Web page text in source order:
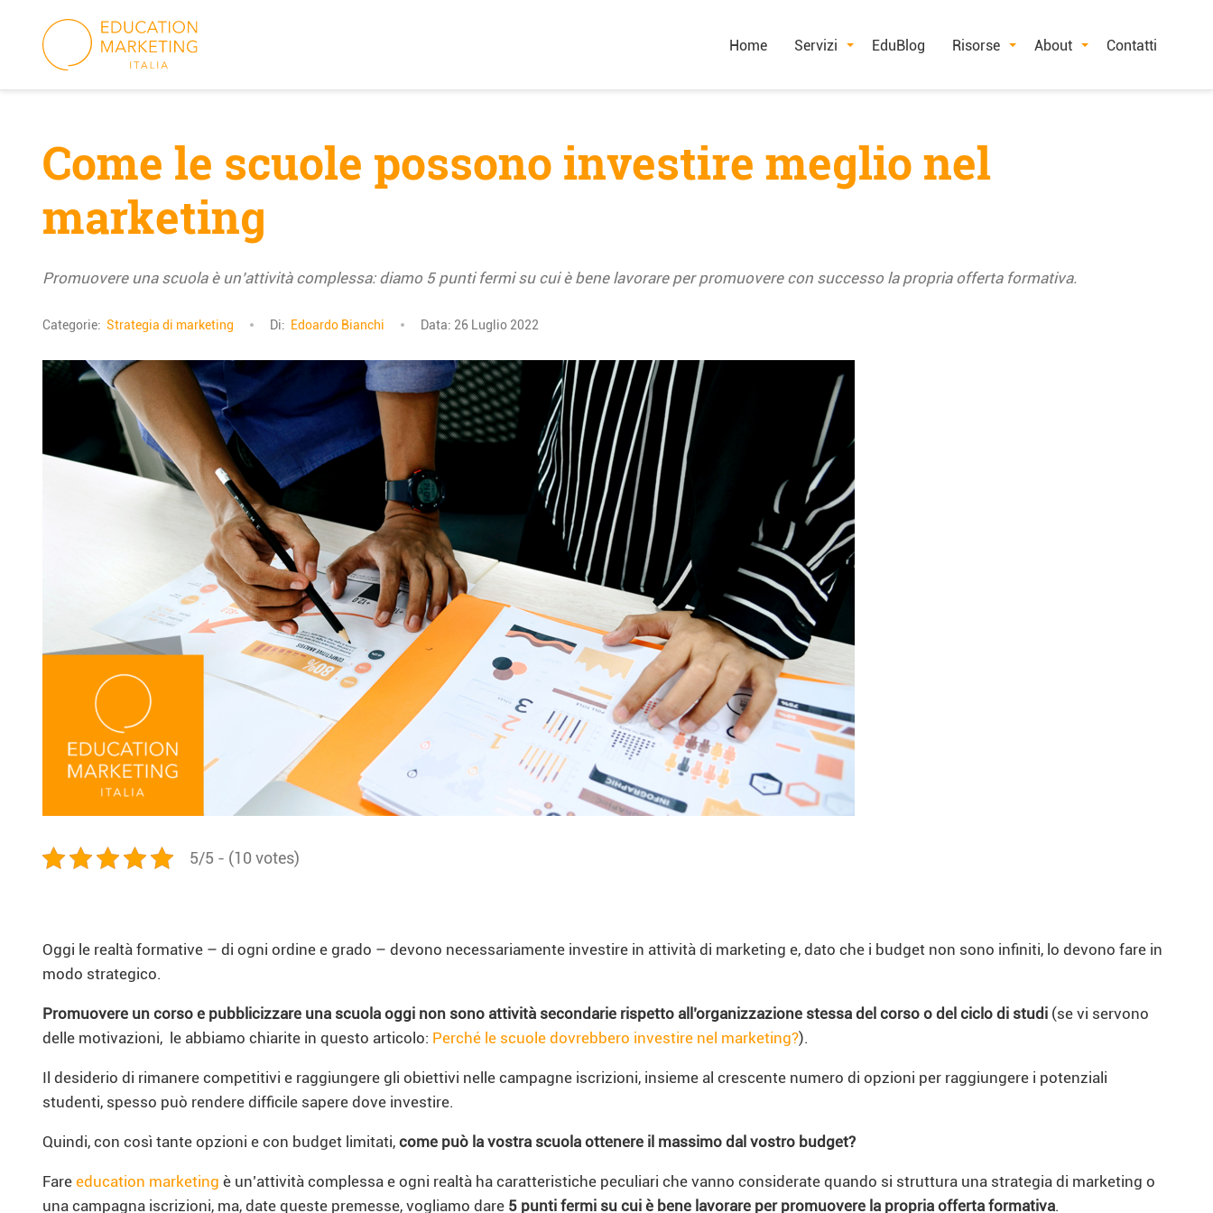
content
Home Servizi EduBlog Risorse About Contatti
Come le scuole possono investire meglio nel
marketing
Promuovere una scuola è un’attività complessa: diamo 5 punti fermi su cui è bene lavorare per promuovere con successo la propria offerta formativa.
Categorie: Strategia di marketing Di: Edoardo Bianchi Data: 26 Luglio 2022
5/5 - (10 votes)
Oggi le realtà formative – di ogni ordine e grado – devono necessariamente investire in attività di marketing e, dato che i budget non sono infiniti, lo devono fare in
modo strategico.
Promuovere un corso e pubblicizzare una scuola oggi non sono attività secondarie rispetto all’organizzazione stessa del corso o del ciclo di studi (se vi servono
delle motivazioni, le abbiamo chiarite in questo articolo: Perché le scuole dovrebbero investire nel marketing?).
Il desiderio di rimanere competitivi e raggiungere gli obiettivi nelle campagne iscrizioni, insieme al crescente numero di opzioni per raggiungere i potenziali
studenti, spesso può rendere difficile sapere dove investire.
Quindi, con così tante opzioni e con budget limitati, come può la vostra scuola ottenere il massimo dal vostro budget?
Fare education marketing è un’attività complessa e ogni realtà ha caratteristiche peculiari che vanno considerate quando si struttura una strategia di marketing o
una campagna iscrizioni, ma, date queste premesse, vogliamo dare 5 punti fermi su cui è bene lavorare per promuovere la propria offerta formativa.